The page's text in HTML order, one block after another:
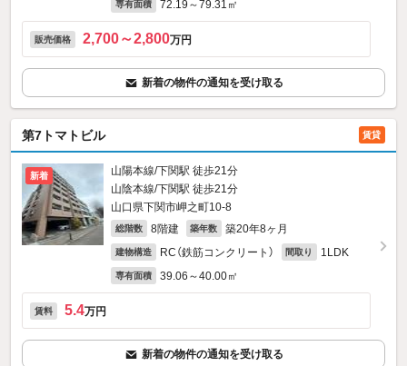
専有面積 72.19～79.31㎡
販売価格 2,700～2,800万円
新着の物件の通知を受け取る
第7トマトビル 賃貸
新着
山陽本線/下関駅 徒歩21分
山陰本線/下関駅 徒歩21分
山口県下関市岬之町10-8
総階数 8階建 築年数 築20年8ヶ月
建物構造 RC（鉄筋コンクリート） 間取り 1LDK
専有面積 39.06～40.00㎡
賃料 5.4万円
新着の物件の通知を受け取る